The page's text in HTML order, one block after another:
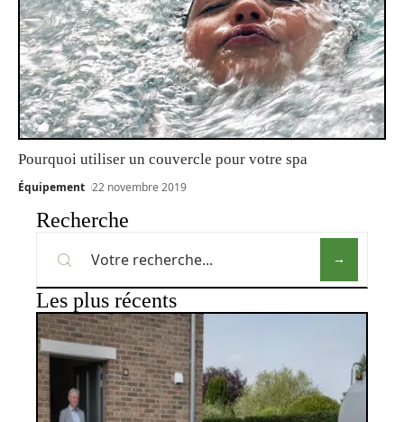
Pourquoi utiliser un couvercle pour votre spa
Équipement 22 novembre 2019
Recherche
Les plus récents